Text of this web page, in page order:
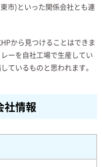
市)といった関係会社とも連
から見つけることはできま
ーを自社工場で生産してい
ているものと思われます。
社情報